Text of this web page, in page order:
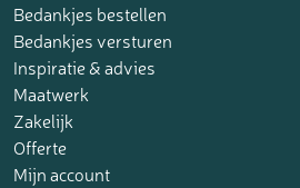
Bedankjes bestellen
Bedankjes versturen
Inspiratie & advies
Maatwerk
Zakelijk
Offerte
Mijn account